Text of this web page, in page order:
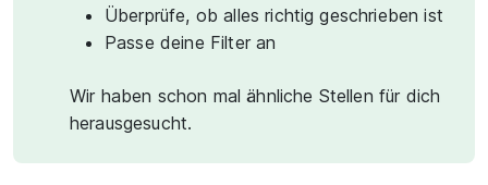
Überprüfe, ob alles richtig geschrieben ist
Passe deine Filter an
Wir haben schon mal ähnliche Stellen für dich
herausgesucht.